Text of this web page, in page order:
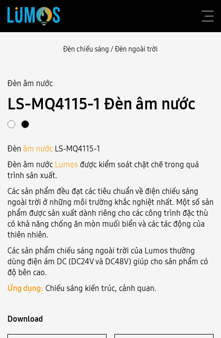
Về Lumos
Tư vấn thiết kế
Sản phẩm
Công trình
Blog
Liên hệ
Đăng nhập
Language: VN EN
Đèn chiếu sáng /Đèn ngoài trời
Đèn âm nước
LS-MQ4115-1 Đèn âm nước
Đèn âm nước LS-MQ4115-1
Đèn âm nước Lumos được kiểm soát chặt chẽ trong quá
trình sản xuất.
Các sản phẩm đều đạt các tiêu chuẩn về điện chiếu sáng
ngoài trời ở những môi trường khắc nghiệt nhất. Một số sản
phẩm được sản xuất dành riêng cho các công trình đặc thù
có khả năng chống ăn mòn muối biển và các tác động của
thiên nhiên.
Các sản phẩm chiếu sáng ngoài trời của Lumos thường
dùng điện ám DC (DC24V và DC48V) giúp cho sản phẩm có
độ bên cao.
Ứng dụng: Chiếu sáng kiến trúc, cảnh quan.
Download